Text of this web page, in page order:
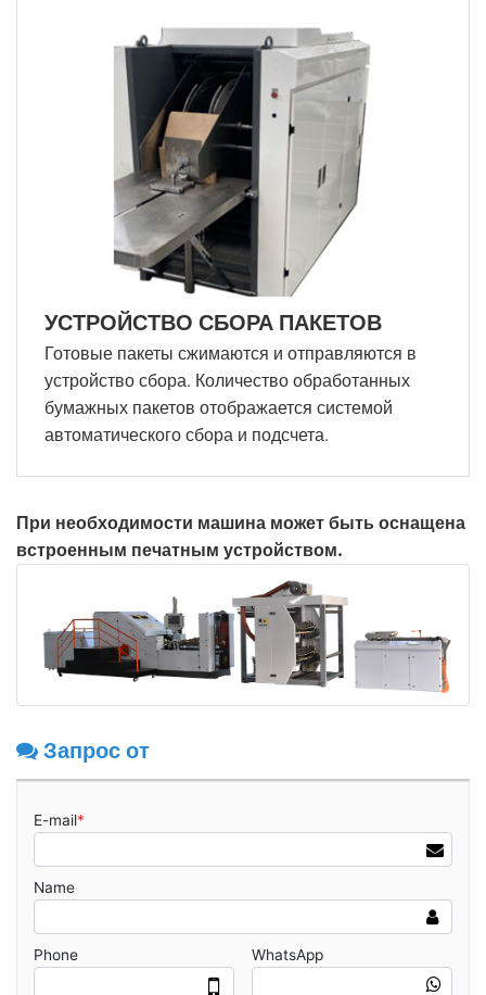
УСТРОЙСТВО СБОРА ПАКЕТОВ
Готовые пакеты сжимаются и отправляются в
устройство сбора. Количество обработанных
бумажных пакетов отображается системой
автоматического сбора и подсчета.
При необходимости машина может быть оснащена
встроенным печатным устройством.
Запрос от